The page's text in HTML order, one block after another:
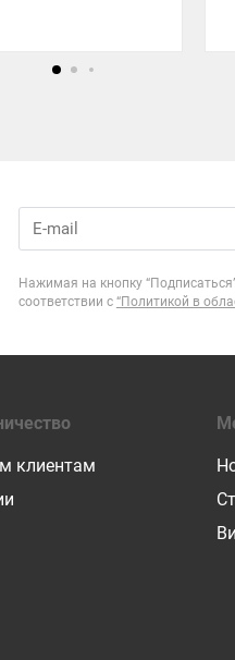
Нажимая на кнопку
соответствии с “Политикой в
клиентам